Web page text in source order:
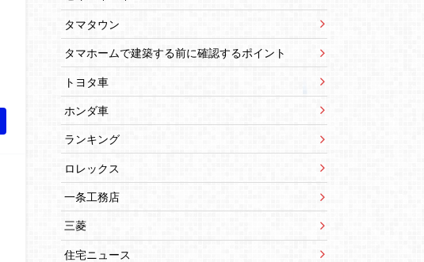
タマタウン
タマホームで建築する前に確認するポイント
トヨタ車
ホンダ車
ランキング
ロレックス
一条工務店
三菱
住宅ニュース